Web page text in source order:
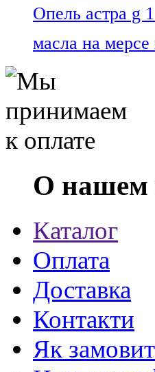
Опель астра g
масла на мерсе
О нашем
Каталог
Оплата
Доставка
Контакти
Як